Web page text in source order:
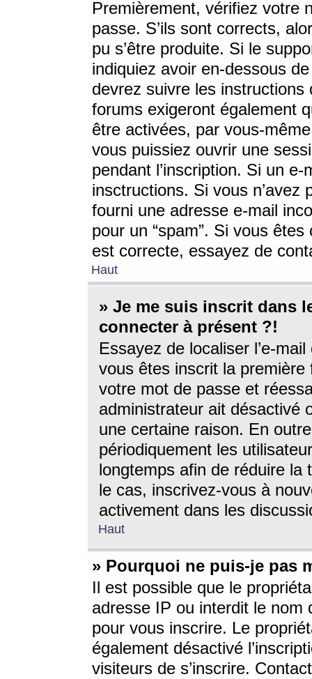
Premièrement, vérifiez votre
passe. S’ils sont corrects,
pu s’être produite. Si le
indiquiez avoir en-dessous
devrez suivre les
forums exigeront également
être activées, par vous-
vous puissiez ouvrir une
pendant l’inscription. Si un
insctructions. Si vous n’avez
fourni une adresse e-mail
pour un “spam”. Si vous
est correcte, essayez de
Haut
» Je me suis inscrit dans
connecter à présent ?!
Essayez de localiser l’e-
vous êtes inscrit la première
votre mot de passe et
administrateur ait désactivé
une certaine raison. En
périodiquement les
longtemps afin de réduire la
le cas, inscrivez-vous à
activement dans les
Haut
» Pourquoi ne puis-je pas
Il est possible que le
adresse IP ou interdit le nom
pour vous inscrire. Le
également désactivé
visiteurs de s’inscrire.